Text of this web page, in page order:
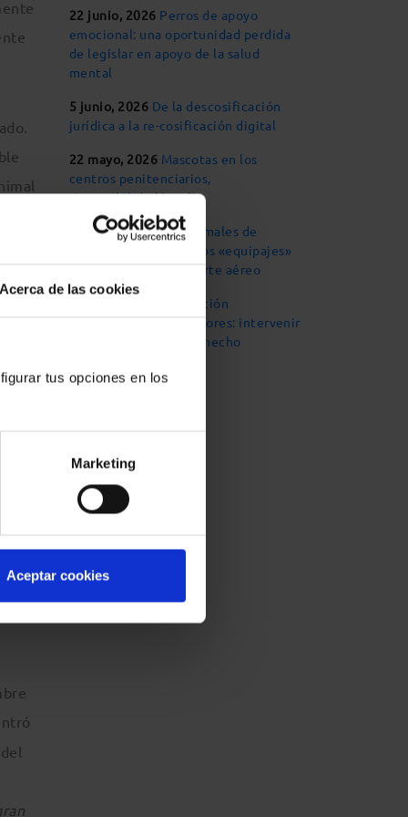
Acerca de las cookies
tus opciones en los
Marketing
Aceptar cookies
22 junio, 2026 Perros de apoyo
emocional: una oportunidad perdida
de legislar en apoyo de la salud
mental
5 junio, 2026 De la descosificación
jurídica a la re-cosificación digital
22 mayo, 2026 Mascotas en los
centros penitenciarios,
¿imposibilidad legal?
14 mayo, 2026Los animales de
compañía, considerados «equipajes»
en materia de transporte aéreo
Declaración
responsable para criadores: intervenir
cuando el mal ya está hecho